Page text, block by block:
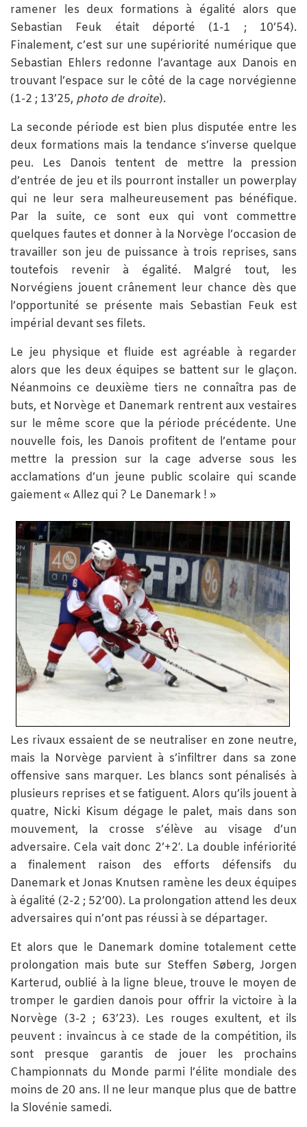
ramener les deux formations à égalité alors que
Sebastian Feuk était déporté (1-1 ; 10’54).
Finalement, c’est sur une supériorité numérique que
Sebastian Ehlers redonne l’avantage aux Danois en
trouvant l’espace sur le côté de la cage norvégienne
(1-2 ; 13’25, photo de droite).
La seconde période est bien plus disputée entre les
deux formations mais la tendance s’inverse quelque
peu. Les Danois tentent de mettre la pression
d’entrée de jeu et ils pourront installer un powerplay
qui ne leur sera malheureusement pas bénéfique.
Par la suite, ce sont eux qui vont commettre
quelques fautes et donner à la Norvège l’occasion de
travailler son jeu de puissance à trois reprises, sans
toutefois revenir à égalité. Malgré tout, les
Norvégiens jouent crânement leur chance dès que
l’opportunité se présente mais Sebastian Feuk est
impérial devant ses filets.
Le jeu physique et fluide est agréable à regarder
alors que les deux équipes se battent sur le glaçon.
Néanmoins ce deuxième tiers ne connaîtra pas de
buts, et Norvège et Danemark rentrent aux vestaires
sur le même score que la période précédente. Une
nouvelle fois, les Danois profitent de l’entame pour
mettre la pression sur la cage adverse sous les
acclamations d’un jeune public scolaire qui scande
gaiement « Allez qui ? Le Danemark ! »
Les rivaux essaient de se neutraliser en zone neutre,
mais la Norvège parvient à s’infiltrer dans sa zone
offensive sans marquer. Les blancs sont pénalisés à
plusieurs reprises et se fatiguent. Alors qu’ils jouent à
quatre, Nicki Kisum dégage le palet, mais dans son
mouvement, la crosse s’élève au visage d’un
adversaire. Cela vait donc 2’+2′. La double infériorité
a finalement raison des efforts défensifs du
Danemark et Jonas Knutsen ramène les deux équipes
à égalité (2-2 ; 52’00). La prolongation attend les deux
adversaires qui n’ont pas réussi à se départager.
Et alors que le Danemark domine totalement cette
prolongation mais bute sur Steffen Søberg, Jorgen
Karterud, oublié à la ligne bleue, trouve le moyen de
tromper le gardien danois pour offrir la victoire à la
Norvège (3-2 ; 63’23). Les rouges exultent, et ils
peuvent : invaincus à ce stade de la compétition, ils
sont presque garantis de jouer les prochains
Championnats du Monde parmi l’élite mondiale des
moins de 20 ans. Il ne leur manque plus que de battre
la Slovénie samedi.